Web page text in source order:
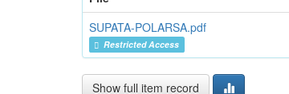
SUPATA-POLARSA.pdf
Restricted Access
Show full item record